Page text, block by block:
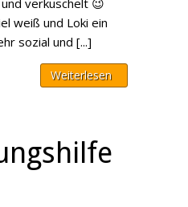
und verkuschelt 😉
weiß und Loki ein
sozial und [...]
Weiterlesen